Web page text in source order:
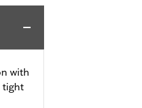
with
tight